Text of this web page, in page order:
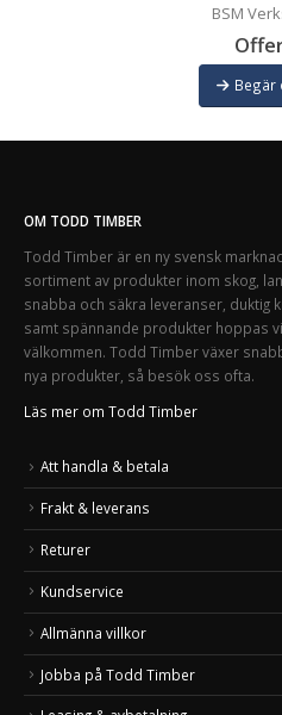
BSM
Begär
OM TODD TIMBER
Todd Timber är en ny svensk
sortiment av produkter inom skog,
snabba och säkra leveranser, duktig
samt spännande produkter hoppas
välkommen. Todd Timber växer
nya produkter, så besök oss ofta.
Läs mer om Todd Timber
Att handla & betala
Frakt & leverans
Returer
Kundservice
Allmänna villkor
Jobba på Todd Timber